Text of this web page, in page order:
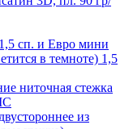
сп. и Евро мини
в темноте) 1,5
ниточная стежка
из